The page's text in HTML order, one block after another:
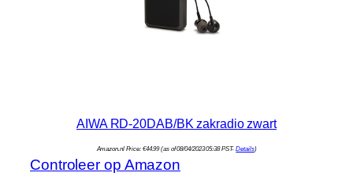
AIWA RD-20DAB/BK zakradio zwart
Amazon.nl Price: €44.99(as of 08/04/2023 05:38 PST-Details)
Controleer op Amazon